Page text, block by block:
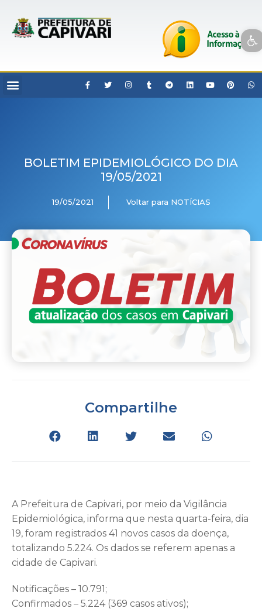
Open toolbar
BOLETIM EPIDEMIOLÓGICO DO DIA
19/05/2021
19/05/2021 Voltar para NOTÍCIAS
Compartilhe
A Prefeitura de Capivari, por meio da Vigilância
Epidemiológica, informa que nesta quarta-feira, dia
19, foram registrados 41 novos casos da doença,
totalizando 5.224. Os dados se referem apenas a
cidade de Capivari.
Notificações – 10.791;
Confirmados – 5.224 (369 casos ativos);